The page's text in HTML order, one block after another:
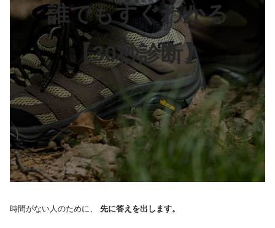
誰でもすぐわかる
【30秒診断】
時間がない人のために、 先に答えを出します。